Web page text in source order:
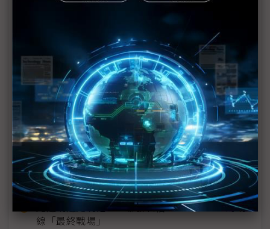
MLCC訂單過熱、出貨比創高 村田示警全球AI基
建熱潮將趨緩
2027全年記憶體產能提前售罄 買家「祕而不
宣」只怕買不夠
英特爾EMIB良率達標 聯發科第2代ASIC產品
2028準時量產
SpaceX晶片採購大轉向 Elon Musk捨超微全面
採用NVIDIA
光進銅退更明確？ 聯發科估SerDes 448G為銅
線「最終戰場」